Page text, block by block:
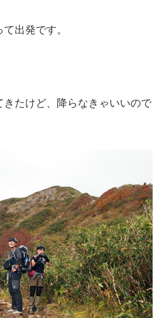
出発です。
きたけど、降らなきゃいいので